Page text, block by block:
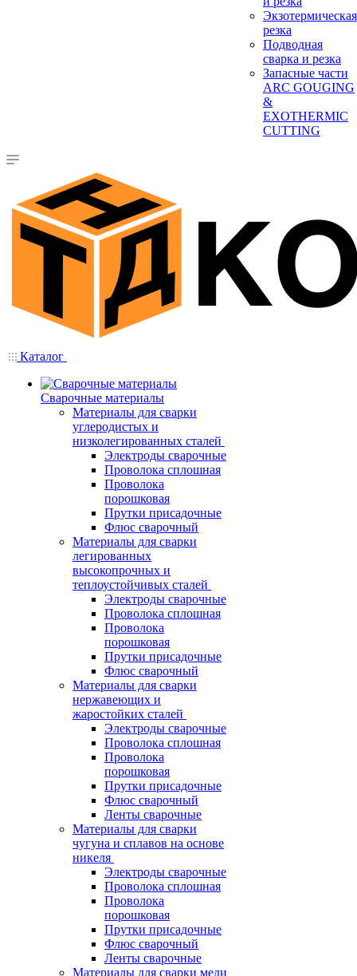
Экзотермическая
резка
Подводная
сварка и резка
Запасные части
ARC GOUGING
&
EXOTHERMIC
CUTTING
Каталог
Сварочные материалы
Материалы для сварки
углеродистых и
низколегированных сталей
Электроды сварочные
Проволока сплошная
Проволока
порошковая
Прутки присадочные
Флюс сварочный
Материалы для сварки
легированных
высокопрочных и
теплоустойчивых сталей
Электроды сварочные
Проволока сплошная
Проволока
порошковая
Прутки присадочные
Флюс сварочный
Материалы для сварки
нержавеющих и
жаростойких сталей
Электроды сварочные
Проволока сплошная
Проволока
порошковая
Прутки присадочные
Флюс сварочный
Ленты сварочные
Материалы для сварки
чугуна и сплавов на основе
никеля
Электроды сварочные
Проволока сплошная
Проволока
порошковая
Прутки присадочные
Флюс сварочный
Ленты сварочные
Материалы для сварки меди